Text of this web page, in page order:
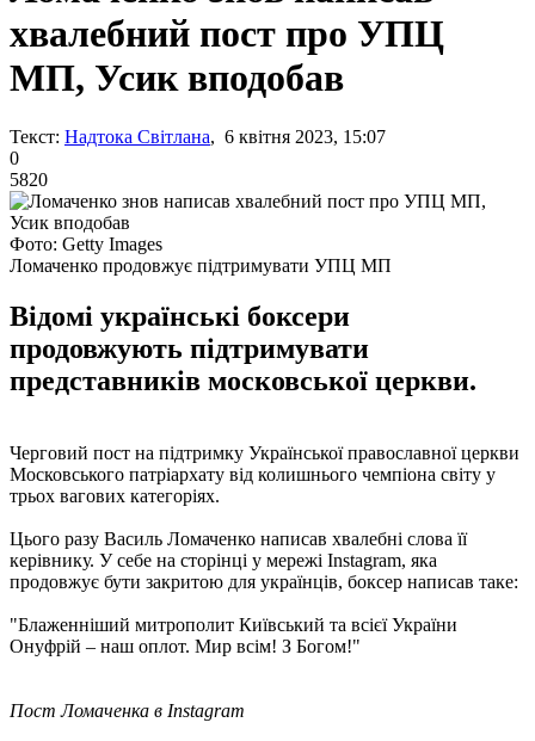
хвалебний пост про УПЦ
МП, Усик вподобав
Текст: Надтока Світлана, 6 квітня 2023, 15:07
0
5820
Фото: Getty Images
Ломаченко продовжує підтримувати УПЦ МП
Відомі українські боксери
продовжують підтримувати
представників московської церкви.
Черговий пост на підтримку Української православної церкви
Московського патріархату від колишнього чемпіона світу у
трьох вагових категоріях.
Цього разу Василь Ломаченко написав хвалебні слова її
керівнику. У себе на сторінці у мережі Instagram, яка
продовжує бути закритою для українців, боксер написав таке:
"Блаженніший митрополит Київський та всієї України
Онуфрій – наш оплот. Мир всім! З Богом!"
Пост Ломаченка в Instagram